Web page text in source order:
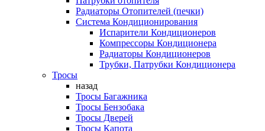
Радиаторы Отопителей (печки)
Система Кондиционирования
Испарители Кондиционеров
Компрессоры Кондиционера
Радиаторы Кондиционеров
Трубки, Патрубки Кондиционера
Тросы
назад
Тросы Багажника
Тросы Бензобака
Тросы Дверей
Тросы Капота